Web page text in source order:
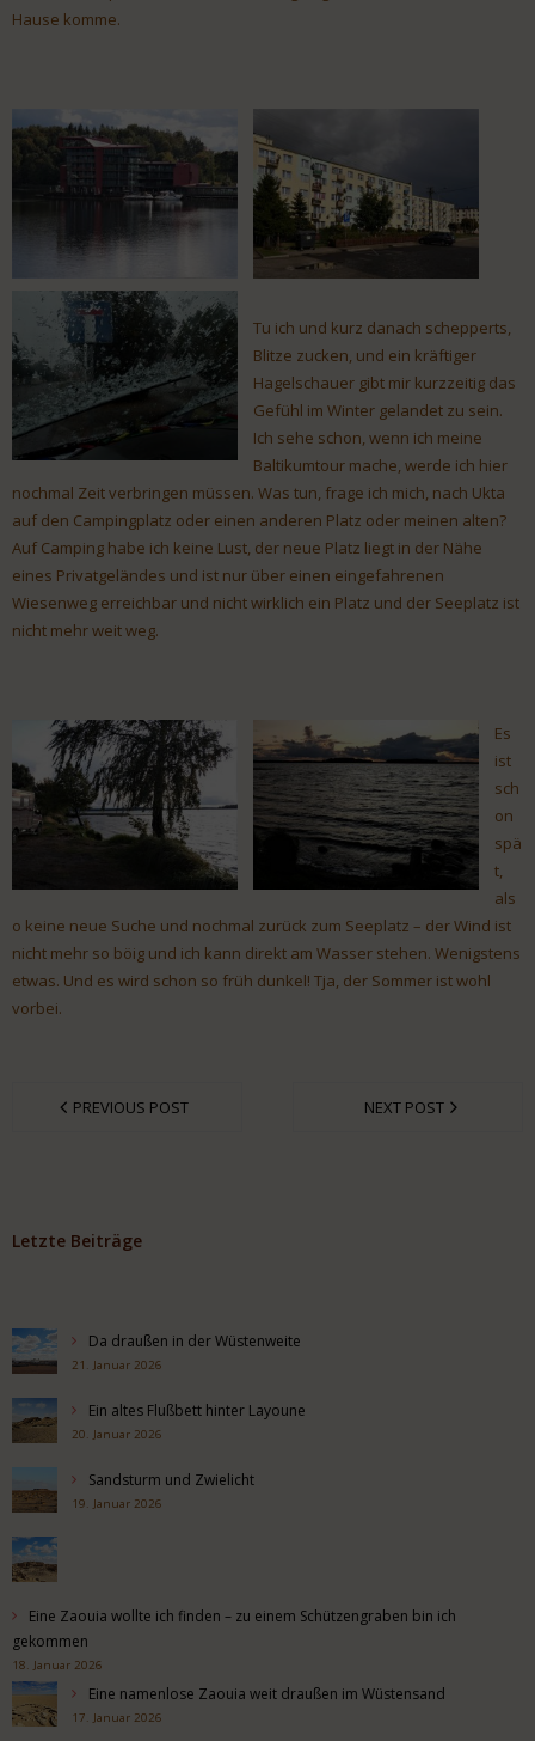
Hause komme.
Tu ich und kurz danach schepperts,
Blitze zucken, und ein kräftiger
Hagelschauer gibt mir kurzzeitig das
Gefühl im Winter gelandet zu sein.
Ich sehe schon, wenn ich meine
Baltikumtour mache, werde ich hier
nochmal Zeit verbringen müssen. Was tun, frage ich mich, nach Ukta
auf den Campingplatz oder einen anderen Platz oder meinen alten?
Auf Camping habe ich keine Lust, der neue Platz liegt in der Nähe
eines Privatgeländes und ist nur über einen eingefahrenen
Wiesenweg erreichbar und nicht wirklich ein Platz und der Seeplatz ist
nicht mehr weit weg.
Es
ist
sch
on
spä
t,
als
o keine neue Suche und nochmal zurück zum Seeplatz – der Wind ist
nicht mehr so böig und ich kann direkt am Wasser stehen. Wenigstens
etwas. Und es wird schon so früh dunkel! Tja, der Sommer ist wohl
vorbei.
PREVIOUS POST NEXT POST
Letzte Beiträge
Da draußen in der Wüstenweite
21. Januar 2026
Ein altes Flußbett hinter Layoune
20. Januar 2026
Sandsturm und Zwielicht
19. Januar 2026
Eine Zaouia wollte ich finden – zu einem Schützengraben bin ich
gekommen
18. Januar 2026
Eine namenlose Zaouia weit draußen im Wüstensand
17. Januar 2026